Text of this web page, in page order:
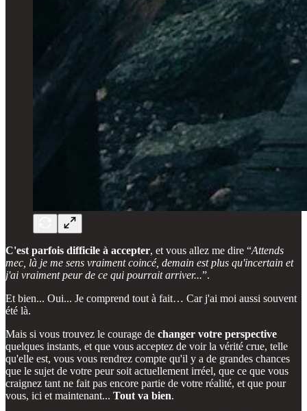
C'est parfois difficile à accepter, et vous allez me dire “Attends
mec, là je me sens vraiment coincé, demain est plus qu'incertain et
j'ai vraiment peur de ce qui pourrait arriver...”.
Et bien... Oui... Je comprend tout à fait… Car j'ai moi aussi souvent
été là.
Mais si vous trouvez le courage de changer votre perspective
quelques instants, et que vous acceptez de voir la vérité crue, telle
qu'elle est, vous vous rendrez compte qu'il y a de grandes chances
que le sujet de votre peur soit actuellement irréel, que ce que vous
craignez tant ne fait pas encore partie de votre réalité, et que pour
vous, ici et maintenant... Tout va bien.